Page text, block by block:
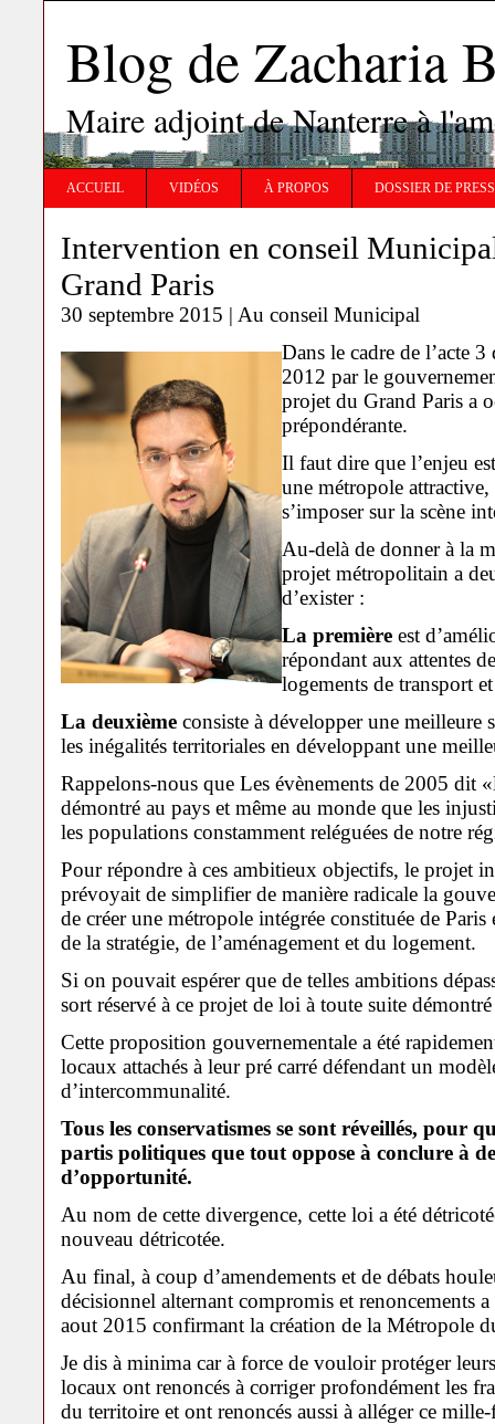
Blog de Zacharia
Maire adjoint de Nanterre à
ACCUEIL VIDÉOS À PROPOS DOSSIER DE
Intervention en conseil
Grand Paris
30 septembre 2015 | Au conseil Municipal
Dans le cadre de l’acte
2012 par le
projet du Grand Paris a
prépondérante.
Il faut dire que l’enjeu
une métropole
s’imposer sur la scène
Au-delà de donner à la
projet métropolitain a
d’exister :
La première est
répondant aux attentes
logements de transport
La deuxième consiste à développer une meilleure
les inégalités territoriales en développant une
Rappelons-nous que Les évènements de 2005 dit
démontré au pays et même au monde que les
les populations constamment reléguées de notre
Pour répondre à ces ambitieux objectifs, le projet
prévoyait de simplifier de manière radicale la
de créer une métropole intégrée constituée de
de la stratégie, de l’aménagement et du logement.
Si on pouvait espérer que de telles ambitions
sort réservé à ce projet de loi à toute suite
Cette proposition gouvernementale a été
locaux attachés à leur pré carré défendant un
d’intercommunalité.
Tous les conservatismes se sont réveillés, pour
partis politiques que tout oppose à conclure à
d’opportunité.
Au nom de cette divergence, cette loi a été
nouveau détricotée.
Au final, à coup d’amendements et de débats
décisionnel alternant compromis et renoncements
aout 2015 confirmant la création de la Métropole
Je dis à minima car à force de vouloir protéger
locaux ont renoncés à corriger profondément les
du territoire et ont renoncés aussi à alléger ce